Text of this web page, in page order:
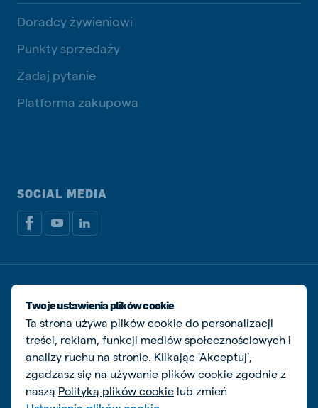
Doradcy żywieniowi
Punkty sprzedaży
Zadaj pytanie
Platforma zakupowa
SOCIAL MEDIA
Polityka prywatności i plików cookie
Zarządzaj ciasteczkami
© De Heus Animal Nutrition
Twoje ustawienia plików cookie
Ta strona używa plików cookie do personalizacji
treści, reklam, funkcji mediów społecznościowych i
analizy ruchu na stronie. Klikając 'Akceptuj',
zgadzasz się na używanie plików cookie zgodnie z
naszą Polityką plików cookie lub zmień